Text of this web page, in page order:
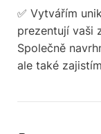
✅ Vytvářím
prezentují vaši
Společně
ale také